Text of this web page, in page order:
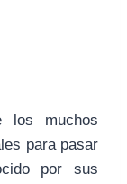
los muchos
para pasar
por sus